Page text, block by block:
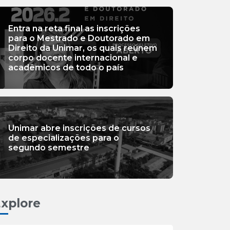
Entra na reta final as inscrições
para o Mestrado e Doutorado em
Direito da Unimar, os quais reúnem
corpo docente internacional e
acadêmicos de todo o país
Unimar abre inscrições de cursos
de especializações para o
segundo semestre